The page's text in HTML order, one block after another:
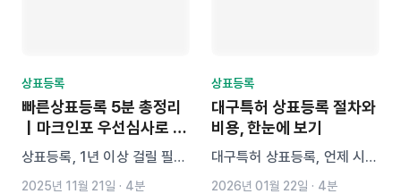
상표등록
빠른상표등록 5분 총정리
｜마크인포 우선심사로 3
개월만에 심사 끝!
상표등록, 1년 이상 걸릴 필요
없습니다. 우선심사 제도로 3
2025년 11월 21일 · 4분
상표등록
대구특허 상표등록 절차와
비용, 한눈에 보기
대구특허 상표등록, 언제 시작
해야 할까요? 대구 지역은 의
2026년 01월 22일 · 4분